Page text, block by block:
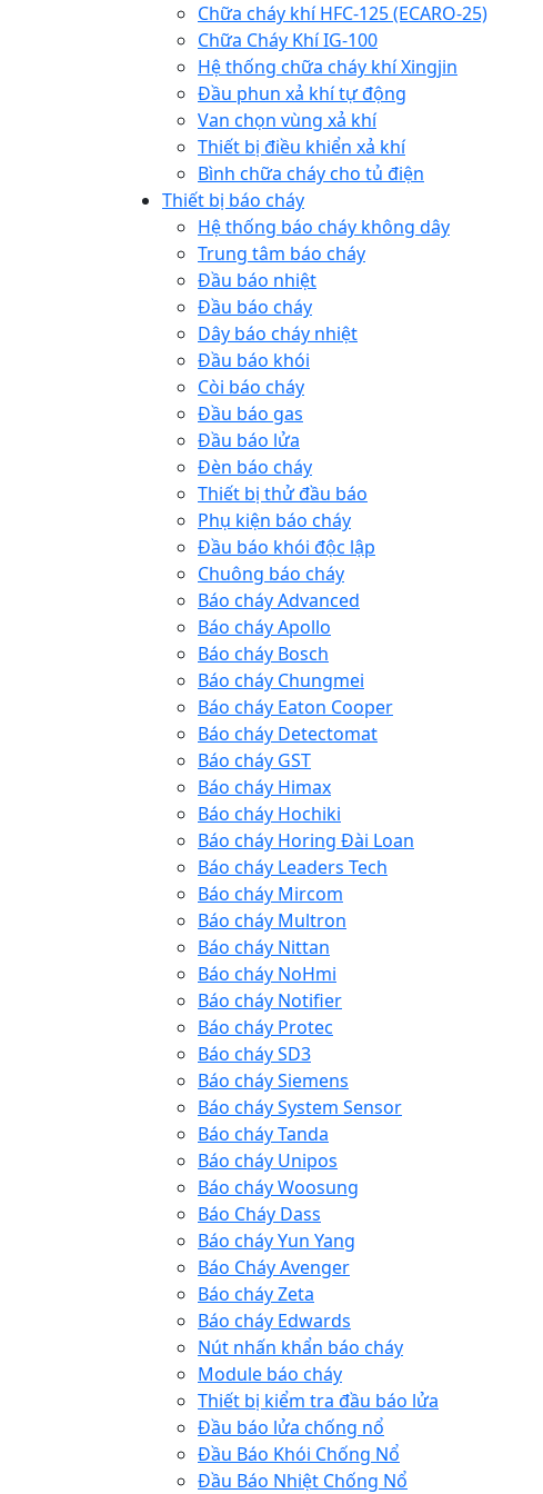
Chữa cháy khí HFC-125 (ECARO-25)
Chữa Cháy Khí IG-100
Hệ thống chữa cháy khí Xingjin
Đầu phun xả khí tự động
Van chọn vùng xả khí
Thiết bị điều khiển xả khí
Bình chữa cháy cho tủ điện
Thiết bị báo cháy
Hệ thống báo cháy không dây
Trung tâm báo cháy
Đầu báo nhiệt
Đầu báo cháy
Dây báo cháy nhiệt
Đầu báo khói
Còi báo cháy
Đầu báo gas
Đầu báo lửa
Đèn báo cháy
Thiết bị thử đầu báo
Phụ kiện báo cháy
Đầu báo khói độc lập
Chuông báo cháy
Báo cháy Advanced
Báo cháy Apollo
Báo cháy Bosch
Báo cháy Chungmei
Báo cháy Eaton Cooper
Báo cháy Detectomat
Báo cháy GST
Báo cháy Himax
Báo cháy Hochiki
Báo cháy Horing Đài Loan
Báo cháy Leaders Tech
Báo cháy Mircom
Báo cháy Multron
Báo cháy Nittan
Báo cháy NoHmi
Báo cháy Notifier
Báo cháy Protec
Báo cháy SD3
Báo cháy Siemens
Báo cháy System Sensor
Báo cháy Tanda
Báo cháy Unipos
Báo cháy Woosung
Báo Cháy Dass
Báo cháy Yun Yang
Báo Cháy Avenger
Báo cháy Zeta
Báo cháy Edwards
Nút nhấn khẩn báo cháy
Module báo cháy
Thiết bị kiểm tra đầu báo lửa
Đầu báo lửa chống nổ
Đầu Báo Khói Chống Nổ
Đầu Báo Nhiệt Chống Nổ